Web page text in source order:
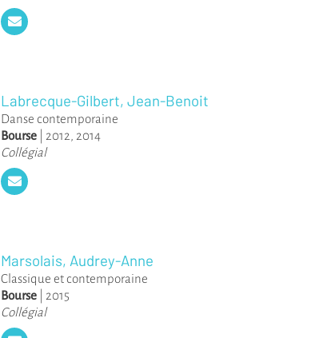
Labrecque-Gilbert, Jean-Benoit
Danse contemporaine
Bourse
2012 2014
Collégial
Marsolais, Audrey-Anne
Classique et contemporaine
Bourse
2015
Collégial